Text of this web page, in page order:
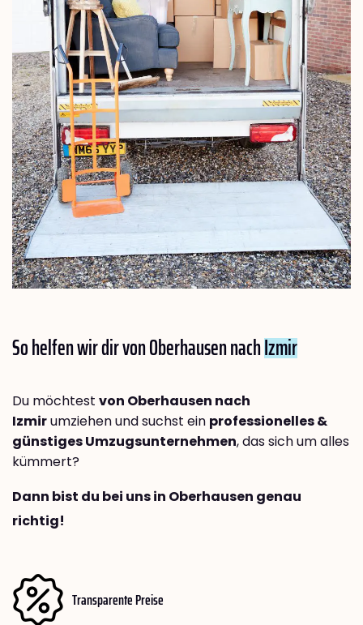
So helfen wir dir von Oberhausen nachIzmir
Du möchtest von Oberhausen nach
Izmirumziehen und suchst ein professionelles &
günstiges Umzugsunternehmen, das sich um alles
kümmert?
Dann bist du bei uns in Oberhausen genau
richtig!
Transparente Preise